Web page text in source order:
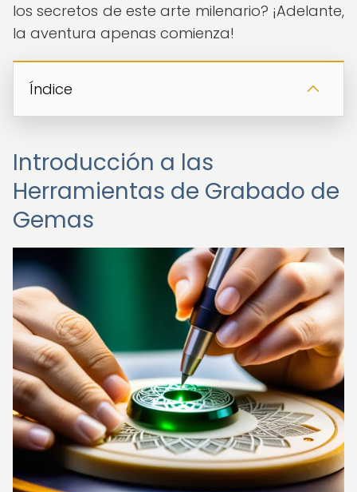
los secretos de este arte milenario? ¡Adelante,
la aventura apenas comienza!
Índice
Introducción a las
Herramientas de Grabado de
Gemas